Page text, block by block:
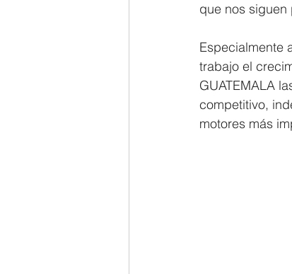
que nos
Especialmente
trabajo el
GUATEMALA
competitivo,
motores más